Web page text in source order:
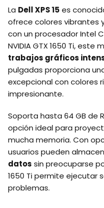
La Dell XPS 15 es
ofrece colores vibrantes
con un procesador Intel
NVIDIA GTX 1650 Ti,
trabajos gráficos
pulgadas proporciona
excepcional con colores
impresionante.
Soporta hasta 64 GB de
opción ideal para
mucha memoria. Con
usuarios pueden
datos sin preocuparse
1650 Ti permite ejecutar
problemas.